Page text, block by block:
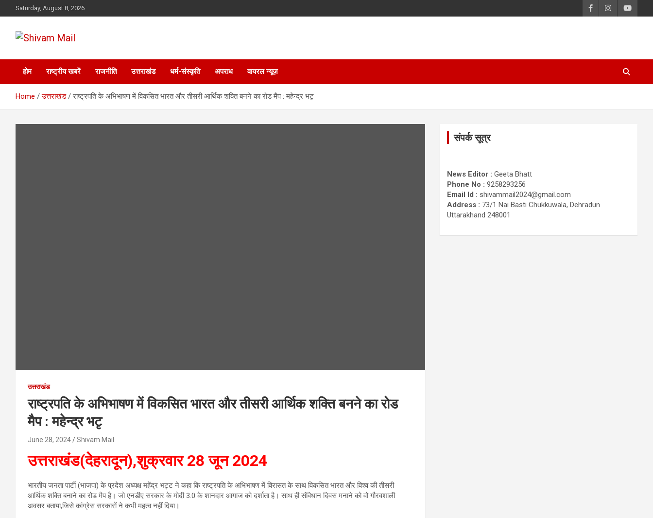
to
Saturday, August 8, 2026
Shivam Mail
होम राष्ट्रीय खबरें राजनीति उत्तराखंड धर्म-संस्कृति अपराध वायरल न्यूज़
Home उत्तराखंड राष्ट्रपति के अभिभाषण में विकसित भारत और तीसरी आर्थिक शक्ति बनने का रोड मैप : महेन्द्र भटृ
उत्तराखंड
राष्ट्रपति के अभिभाषण में विकसित भारत और तीसरी आर्थिक शक्ति बनने का रोड
मैप : महेन्द्र भटृ
June 28, 2024 Shivam Mail
उत्तराखंड(देहरादून),शुक्रवार 28 जून 2024
भारतीय जनता पार्टी (भाजपा) के प्रदेश अध्यक्ष महेंद्र भट्ट ने कहा कि राष्ट्रपति के अभिभाषण में विरासत के साथ विकसित भारत और विश्व की तीसरी
आर्थिक शक्ति बनाने का रोड मैप है। जो एनडीए सरकार के मोदी 3.0 के शानदार आगाज को दर्शाता है। साथ ही संविधान दिवस मनाने को वो गौरवशाली
अवसर बताया,जिसे कांग्रेस सरकारों ने कभी महत्व नहीं दिया।
संपर्क सूत्र
News Editor : Geeta Bhatt
Phone No :9258293256
Email Id : shivammail2024@gmail.com
Address : 73/1 Nai Basti Chukkuwala, Dehradun
Uttarakhand 248001